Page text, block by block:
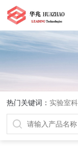
热门关键词： 实验室